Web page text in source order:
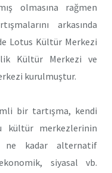
olmasına rağmen
arkasında
Lotus Kültür Merkezi
Kültür Merkezi ve
kurulmuştur.
bir tartışma, kendi
kültür merkezlerinin
ne kadar alternatif
siyasal vb.